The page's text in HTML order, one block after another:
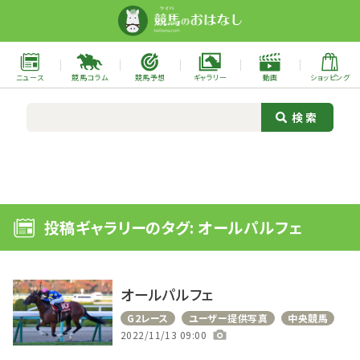
ニュース 競馬コラム 競馬予想 ギャラリー 動画 ショッピング
投稿ギャラリーのタグ: オールパルフェ
オールパルフェ
G2レース ユーザー提供写真
中央競馬
2022/11/13 09:00